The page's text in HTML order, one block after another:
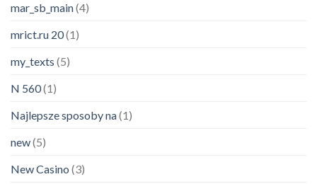
mar_sb_main(4)
mrict.ru 20(1)
my_texts (5)
N 560(1)
Najlepsze sposoby na(1)
new(5)
New Casino (3)